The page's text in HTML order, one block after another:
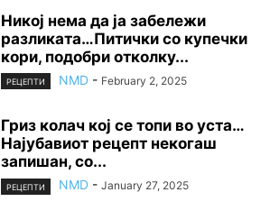
Никој нема да ја забележи
разликата…Питички со купечки
кори, подобри отколку...
РЕЦЕПТИ NMD - February 2, 2025
Гриз колач кој се топи во уста…
Најубавиот рецепт некогаш
запишан, со...
РЕЦЕПТИ NMD - January 27, 2025